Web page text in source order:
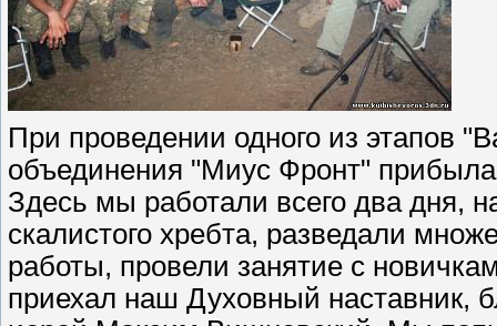
При проведении одного из этапов
объединения "Миус Фронт"
Здесь мы работали всего два дня,
скалистого хребта, разведали
работы, провели занятие с
приехал наш Духовный наставник,